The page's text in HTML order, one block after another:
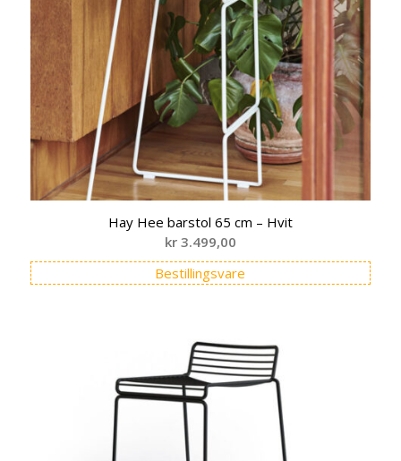
Hay Hee barstol 65 cm – Hvit
kr3.499,00
Bestillingsvare